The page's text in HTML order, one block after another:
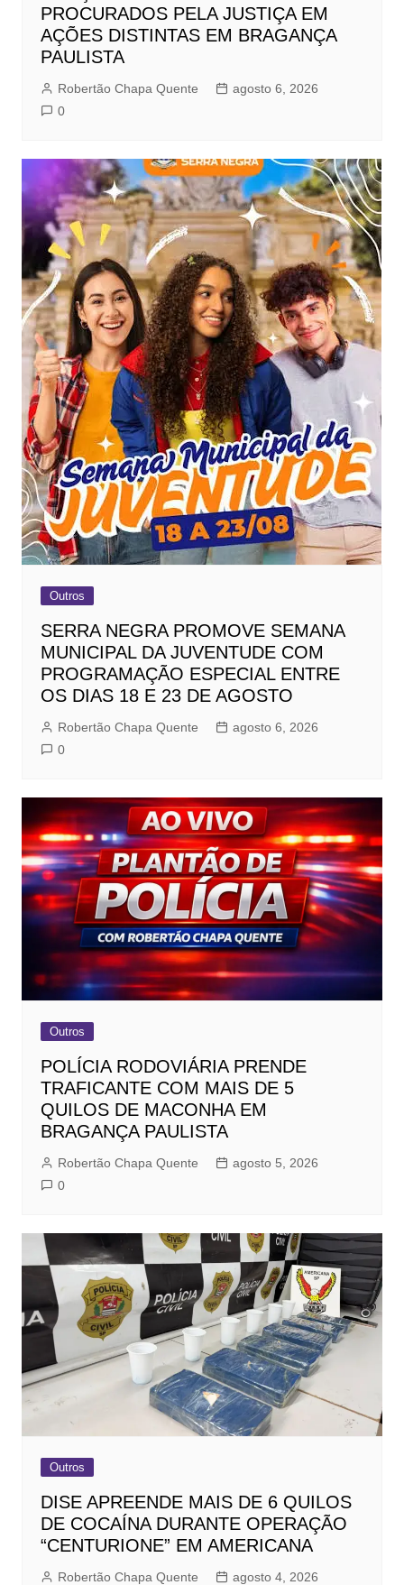
PROCURADOS PELA JUSTIÇA EM
AÇÕES DISTINTAS EM BRAGANÇA
PAULISTA
Robertão Chapa Quente
agosto 6, 2026
0
Outros
SERRA NEGRA PROMOVE SEMANA
MUNICIPAL DA JUVENTUDE COM
PROGRAMAÇÃO ESPECIAL ENTRE
OS DIAS 18 E 23 DE AGOSTO
Robertão Chapa Quente
agosto 6, 2026
0
Outros
POLÍCIA RODOVIÁRIA PRENDE
TRAFICANTE COM MAIS DE 5
QUILOS DE MACONHA EM
BRAGANÇA PAULISTA
Robertão Chapa Quente
agosto 5, 2026
0
Outros
DISE APREENDE MAIS DE 6 QUILOS
DE COCAÍNA DURANTE OPERAÇÃO
“CENTURIONE” EM AMERICANA
Robertão Chapa Quente
agosto 4, 2026